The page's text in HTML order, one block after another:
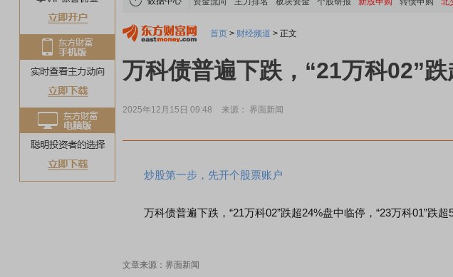
首页 > 财经频道 > 正文
万科债普遍下跌，“21万科02”
2025年12月15日 09:48 来源： 界面新闻
炒股第一步，先开个股票账户
万科债普遍下跌，“21万科02”跌超24%盘中临停，“23万科01”跌超
文章来源：界面新闻